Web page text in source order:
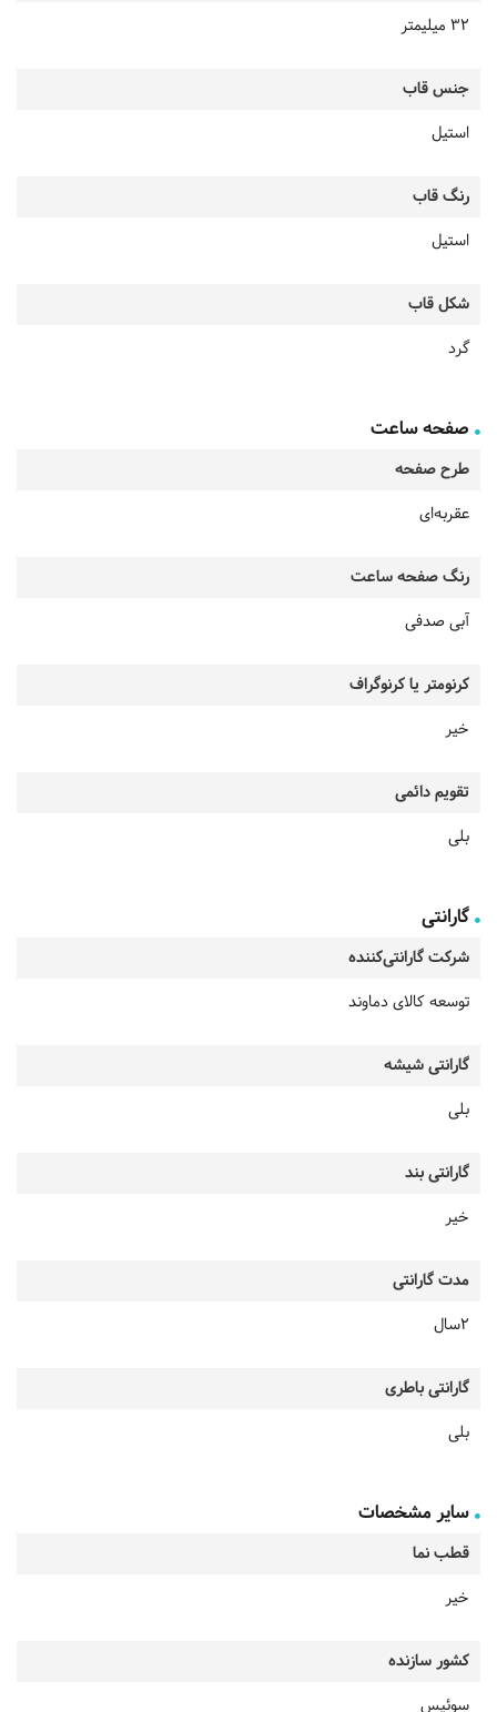
32 میلیمتر
جنس قاب
استیل
رنگ قاب
استیل
شکل قاب
گرد
صفحه ساعت
طرح صفحه
عقربه‌ای
رنگ صفحه ساعت
آبی صدفی
کرنومتر یا کرنوگراف
خیر
تقویم دائمی
بلی
گارانتی
شرکت گارانتی‌کننده
توسعه کالای دماوند
گارانتی شیشه
بلی
گارانتی بند
خیر
مدت گارانتی
2سال
گارانتی باطری
بلی
سایر مشخصات
قطب نما
خیر
کشور سازنده
سوئیس